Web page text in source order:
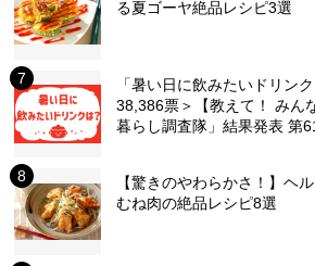
る夏ゴーヤ絶品レシピ3選
「暑い日に飲みたいドリン
38,386票＞【教えて！ みん
暮らし調査隊」結果発表 第
【驚きのやわらかさ！】ヘ
むね肉の絶品レシピ8選